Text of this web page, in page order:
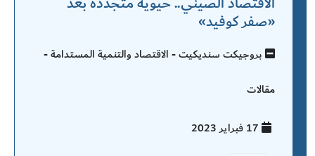
«صفر كوفيد»
بروجيكت سنديكيت - الاقتصاد والتنمية المستدامة -
مقالات
17 فبراير 2023